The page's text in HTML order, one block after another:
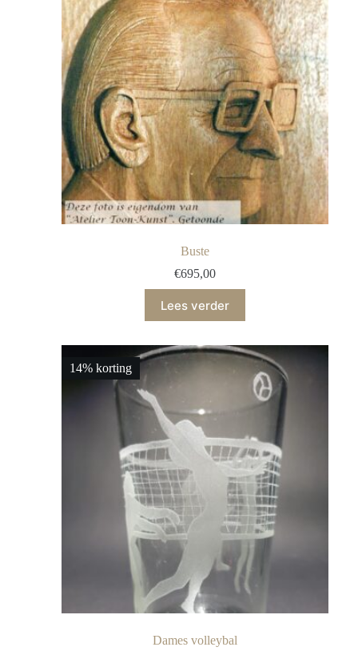
Buste
€695,00
Lees verder
14% korting
Dames volleybal